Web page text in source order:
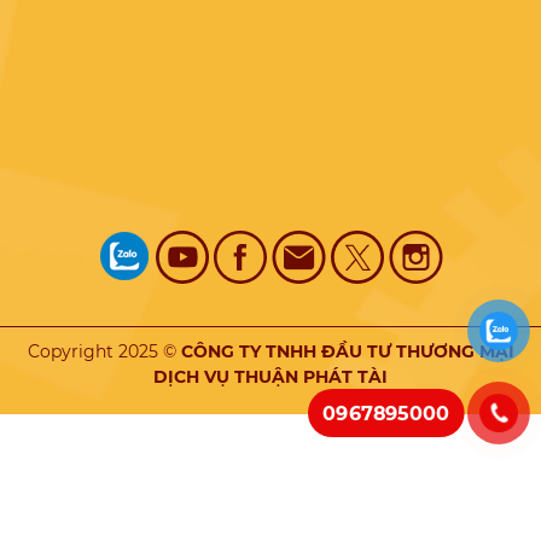
Copyright 2025 © CÔNG TY TNHH ĐẦU TƯ THƯƠNG MẠI
DỊCH VỤ THUẬN PHÁT TÀI
0967895000